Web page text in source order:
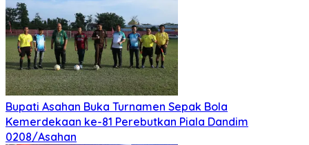
Bupati Asahan Buka Turnamen Sepak Bola
Kemerdekaan ke-81 Perebutkan Piala Dandim
0208/Asahan